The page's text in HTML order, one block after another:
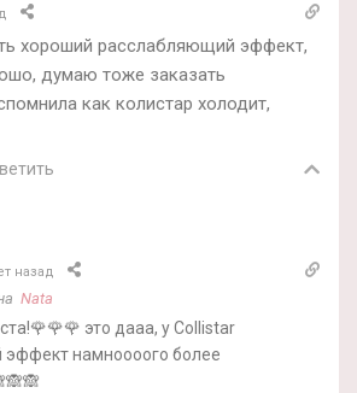
хороший расслабляющий эффект,
думаю тоже заказать
как колистар холодит,
назад
Nata
это дааа, у Collistar
намноооого более